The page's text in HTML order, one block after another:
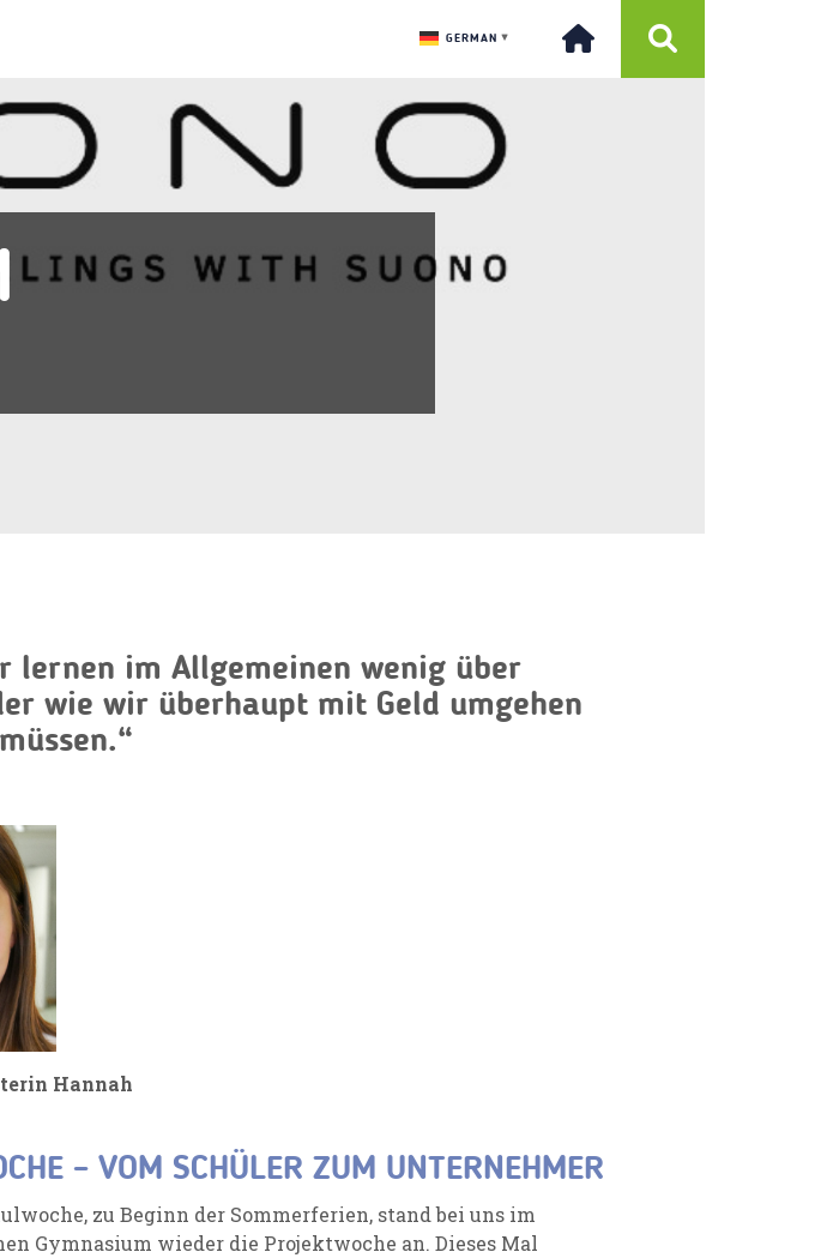
GERMAN ▼
lernen im Allgemeinen wenig über
wie wir überhaupt mit Geld umgehen
Hannah
– VOM SCHÜLER ZUM UNTERNEHMER
zu Beginn der Sommerferien, stand bei uns im
Gymnasium wieder die Projektwoche an. Dieses Mal